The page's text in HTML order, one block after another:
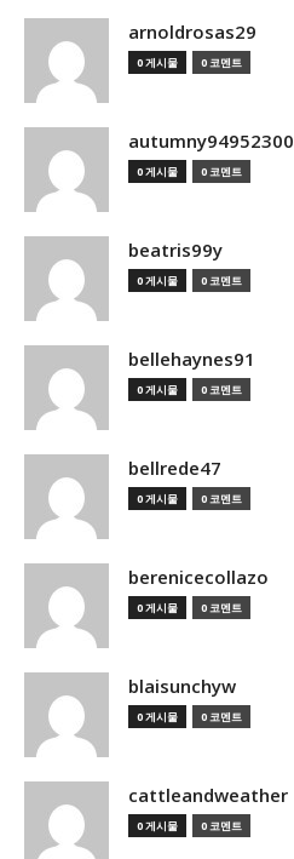
arnoldrosas29
0 게시물 0 코멘트
autumny94952300
0 게시물 0 코멘트
beatris99y
0 게시물 0 코멘트
bellehaynes91
0 게시물 0 코멘트
bellrede47
0 게시물 0 코멘트
berenicecollazo
0 게시물 0 코멘트
blaisunchyw
0 게시물 0 코멘트
cattleandweather
0 게시물 0 코멘트